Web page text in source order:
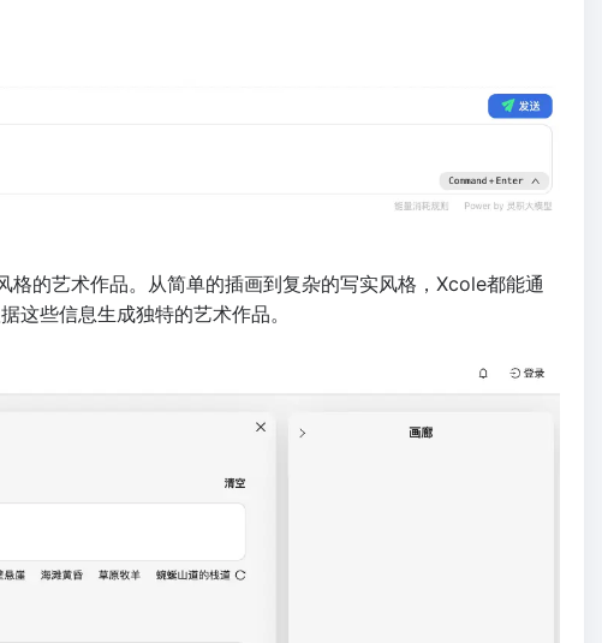
的艺术作品。从简单的插画到复杂的写实风格，Xcole都能通
这些信息生成独特的艺术作品。